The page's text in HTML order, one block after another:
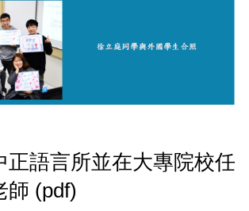
正語言所並在大專院校任
師 (pdf)